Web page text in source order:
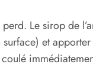
Le sirop de
et